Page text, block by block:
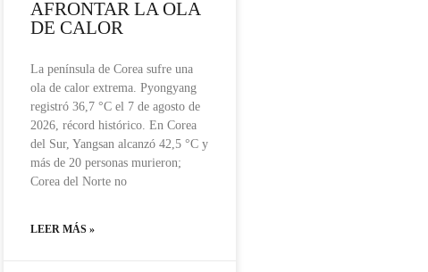
AFRONTAR LA OLA
DE CALOR
La península de Corea sufre una
ola de calor extrema. Pyongyang
registró 36,7 °C el 7 de agosto de
2026, récord histórico. En Corea
del Sur, Yangsan alcanzó 42,5 °C y
más de 20 personas murieron;
Corea del Norte no
LEER MÁS »